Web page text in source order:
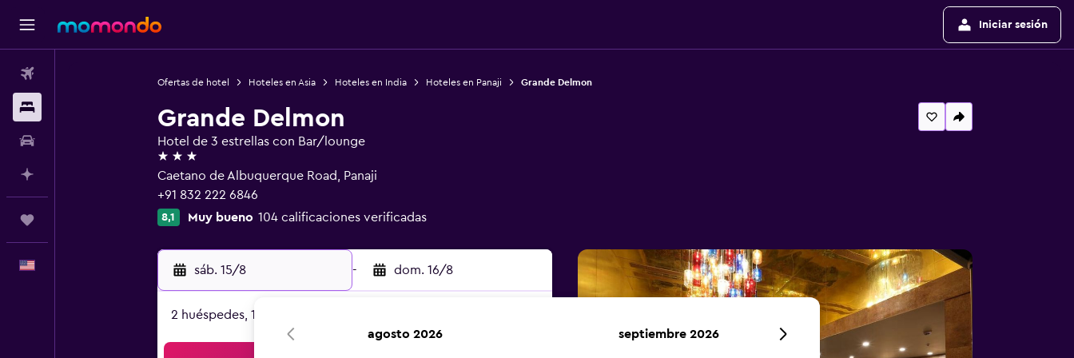
Iniciar sesión
Ofertas de hotel Hoteles en Asia Hoteles en India Hoteles en Panaji Grande Delmon
Grande Delmon
Hotel de 3 estrellas con Bar/lounge
3 estrellas
Caetano de Albuquerque Road, Panaji
+91 832 222 6846
8,1 Muy bueno 104 calificaciones verificadas
sáb. 15/8 - dom. 16/8
2 huéspedes, 1 habitación
agosto 2026 septiembre 2026